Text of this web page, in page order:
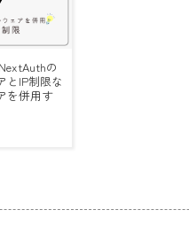
の
とIP制限な
を併用す